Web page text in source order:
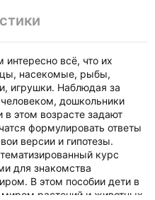
интересно всё, что их
насекомые, рыбы,
игрушки. Наблюдая за
дошкольники
этом возрасте задают
формулировать ответы
версии и гипотезы.
курс
для знакомства
В этом пособии дети в
растений и животных,